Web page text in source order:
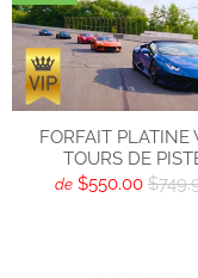
FORFAIT PLATINE
TOURS DE
de $550.00